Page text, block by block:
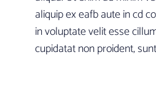
aliquip ex eafb aute in cd
in voluptate velit esse
cupidatat non proident,